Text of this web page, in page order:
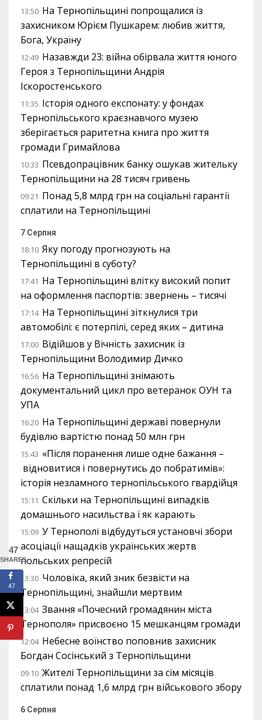
13:50 На Тернопільщині попрощалися із
захисником Юрієм Пушкарем: любив життя,
Бога, Україну
12:49 Назавжди 23: війна обірвала життя юного
Героя з Тернопільщини Андрія
Іскоростенського
11:35 Історія одного експонату: у фондах
Тернопільського краєзнавчого музею
зберігається раритетна книга про життя
громади Гримайлова
10:33 Псевдопрацівник банку ошукав жительку
Тернопільщини на 28 тисяч гривень
09:21 Понад 5,8 млрд грн на соціальні гарантії
сплатили на Тернопільщині
7 Серпня
18:10 Яку погоду прогнозують на
Тернопільщині в суботу?
17:41 На Тернопільщині влітку високий попит
на оформлення паспортів: звернень – тисячі
17:14 На Тернопільщині зіткнулися три
автомобілі: є потерпілі, серед яких – дитина
17:00 Відійшов у Вічність захисник із
Тернопільщини Володимир Дичко
16:56 На Тернопільщині знімають
документальний цикл про ветеранок ОУН та
УПА
16:20 На Тернопільщині державі повернули
будівлю вартістю понад 50 млн грн
15:43 «Після поранення лише одне бажання –
відновитися і повернутись до побратимів»:
історія незламного тернопільського гвардійця
15:11 Скільки на Тернопільщині випадків
домашнього насильства і як карають
15:09 У Тернополі відбудуться установчі збори
асоціації нащадків українських жертв
польських репресій
13:30 Чоловіка, який зник безвісти на
Тернопільщині, знайшли мертвим
13:04 Звання «Почесний громадянин міста
Тернополя» присвоєно 15 мешканцям громади
12:04 Небесне воїнство поповнив захисник
Богдан Сосінський з Тернопільщини
09:10 Жителі Тернопільщини за сім місяців
сплатили понад 1,6 млрд грн військового збору
6 Серпня
47
SHARES
47